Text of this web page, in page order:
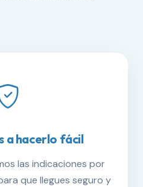
a hacerlo fácil
las indicaciones por
que llegues seguro y